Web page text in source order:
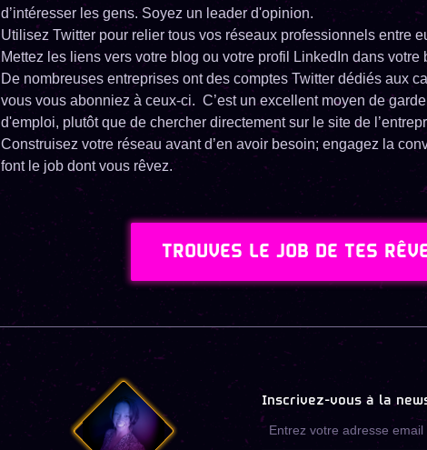
d’intéresser les gens. Soyez un leader d'opinion.
Utilisez Twitter pour relier tous vos réseaux professionnels entre
Mettez les liens vers votre blog ou votre profil LinkedIn dans votre
De nombreuses entreprises ont des comptes Twitter dédiés aux
vous vous abonniez à ceux-ci. C’est un excellent moyen de
d'emploi, plutôt que de chercher directement sur le site de
Construisez votre réseau avant d’en avoir besoin; engagez la
font le job dont vous rêvez.
TROUVES LE JOB DE TES
Inscrivez-vous à la